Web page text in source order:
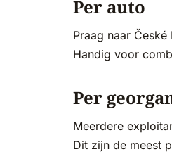
Per auto
Praag naar
Handig voor
Per
Meerdere
Dit zijn de meest